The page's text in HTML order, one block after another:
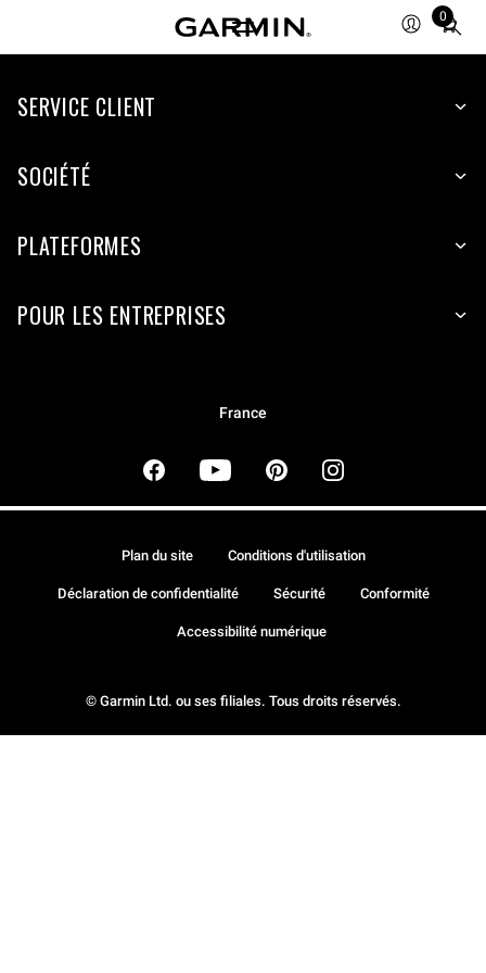
0
Total
SERVICE CLIENT
SOCIÉTÉ
PLATEFORMES
POUR LES ENTREPRISES
France
© Garmin Ltd. ou ses filiales. Tous droits réservés.
Plan du site Conditions d'utilisation
Déclaration de confidentialité Sécurité Conformité
Accessibilité numérique